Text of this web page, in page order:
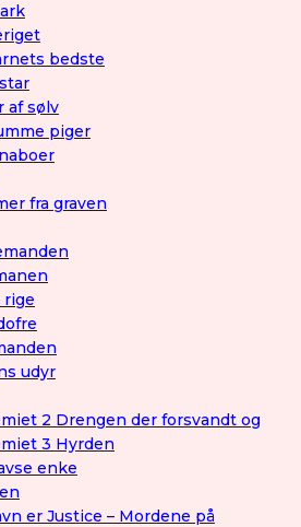
bedste
af sølv
piger
fra graven
rige
udyr
2 Drengen der forsvandt og
3 Hyrden
enke
er Justice – Mordene på